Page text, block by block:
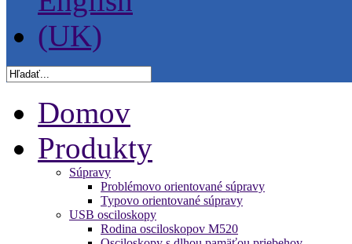
Domov
Produkty
Súpravy
Problémovo orientované súpravy
Typovo orientované súpravy
USB osciloskopy
Rodina osciloskopov M520